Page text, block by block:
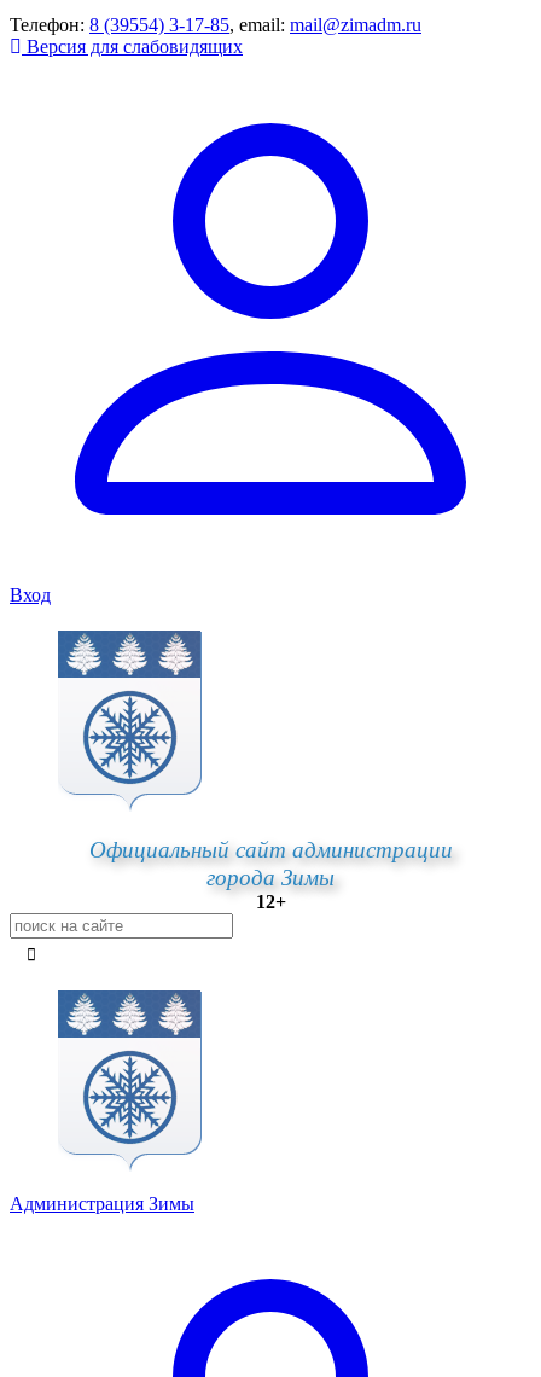
Телефон: 8 (39554) 3-17-85, email: mail@zimadm.ru
Версия для слабовидящих
Вход
Официальный сайт администрации
города Зимы
12+
Администрация Зимы